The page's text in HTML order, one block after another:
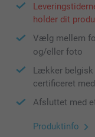
holder dit
Vælg mellem
og/eller foto
Lækker belgisk
certificeret
Afsluttet med
Produktinfo